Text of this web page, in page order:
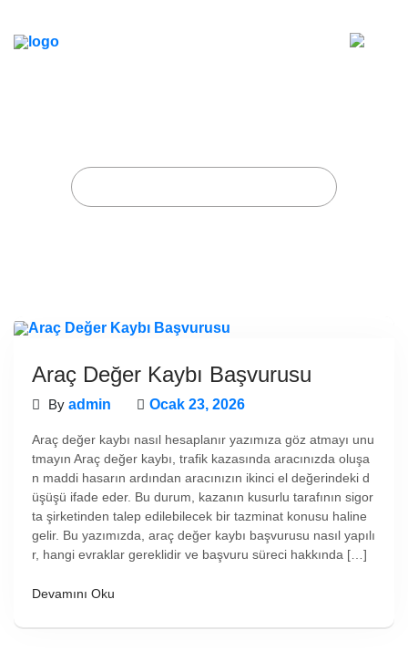
Araç Değer Kaybı Başvurusu
By admin Ocak 23, 2026
Araç değer kaybı nasıl hesaplanır yazımıza göz atmayı unu
tmayın Araç değer kaybı, trafik kazasında aracınızda oluşa
n maddi hasarın ardından aracınızın ikinci el değerindeki d
üşüşü ifade eder. Bu durum, kazanın kusurlu tarafının sigor
ta şirketinden talep edilebilecek bir tazminat konusu haline
gelir. Bu yazımızda, araç değer kaybı başvurusu nasıl yapılı
r, hangi evraklar gereklidir ve başvuru süreci hakkında […]
Devamını Oku